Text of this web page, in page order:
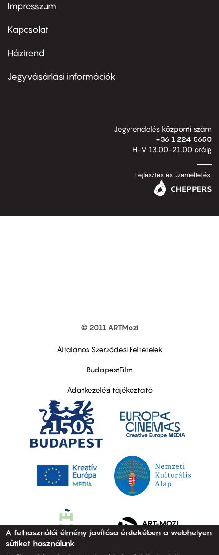
Footer
first
Impresszum
Kapcsolat
Footer
second
Házirend
Jegyvásárlási információk
Jegyrendelés központi szám
+36 1 224 5650
H-V 13.00-21.00 óráig
Fejlesztés és üzemeltetés:
© 2011 ARTMozi
Általános Szerződési Feltételek
BudapestFilm
Adatkezelési tájékoztató
A felhasználói élmény javítása érdekében a webhelyen
sütiket használunk